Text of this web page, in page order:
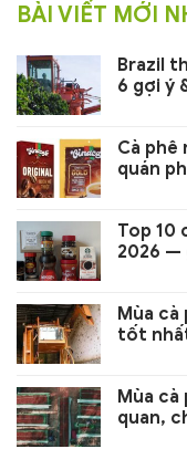
BÀI VIẾT MỚI
Brazil
6 gợi ý
Cà phê
quán
Top 10
2026 —
Mùa cà
tốt
Mùa cà
quan,